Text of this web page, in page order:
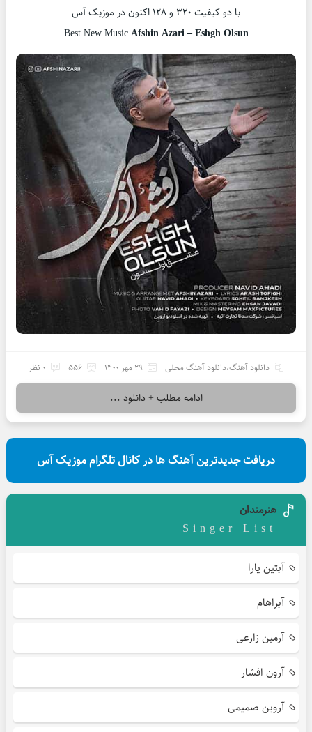
با دو کیفیت ۳۲۰ و ۱۲۸ اکنون در موزیک آس
Best New MusicAfshin Azari – Eshgh Olsun
دانلود آهنگ،دانلود آهنگ محلی 29 مهر 1400 556 0 نظر
ادامه مطلب + دانلود ...
دریافت جدیدترین آهنگ ها در کانال تلگرام موزیک آس
هنرمندان
Singer List
آبتین یارا
آبراهام
آرمین زارعی
آرون افشار
آروین صمیمی